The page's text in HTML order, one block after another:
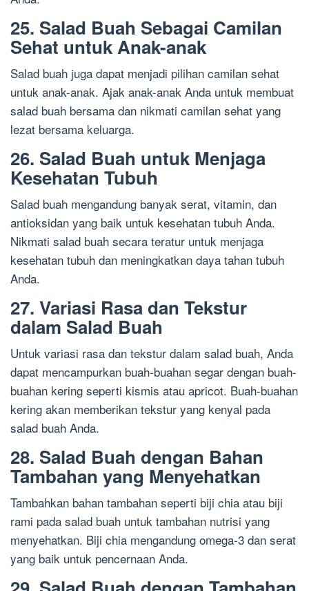
25. Salad Buah Sebagai Camilan
Sehat untuk Anak-anak
Salad buah juga dapat menjadi pilihan camilan sehat
untuk anak-anak. Ajak anak-anak Anda untuk membuat
salad buah bersama dan nikmati camilan sehat yang
lezat bersama keluarga.
26. Salad Buah untuk Menjaga
Kesehatan Tubuh
Salad buah mengandung banyak serat, vitamin, dan
antioksidan yang baik untuk kesehatan tubuh Anda.
Nikmati salad buah secara teratur untuk menjaga
kesehatan tubuh dan meningkatkan daya tahan tubuh
Anda.
27. Variasi Rasa dan Tekstur
dalam Salad Buah
Untuk variasi rasa dan tekstur dalam salad buah, Anda
dapat mencampurkan buah-buahan segar dengan buah-
buahan kering seperti kismis atau apricot. Buah-buahan
kering akan memberikan tekstur yang kenyal pada
salad buah Anda.
28. Salad Buah dengan Bahan
Tambahan yang Menyehatkan
Tambahkan bahan tambahan seperti biji chia atau biji
rami pada salad buah untuk tambahan nutrisi yang
menyehatkan. Biji chia mengandung omega-3 dan serat
yang baik untuk pencernaan Anda.